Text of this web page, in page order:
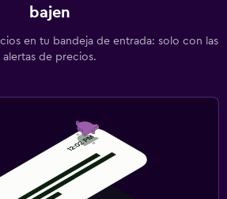
bajen
en tu bandeja de entrada: solo con las
alertas de precios.